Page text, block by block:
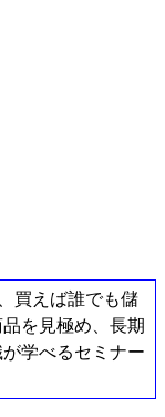
買えば誰でも儲
を見極め、長期
学べるセミナー